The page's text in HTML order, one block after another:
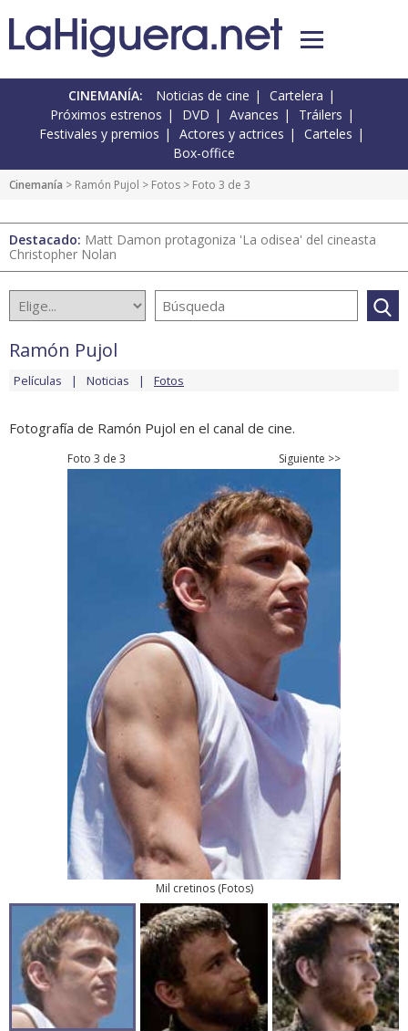
CINEMANÍA: Noticias de cine
Cartelera
Próximos estrenos
DVD Avances
Tráilers
Festivales y premios
Actores y actrices
Carteles
Box-office
Cinemanía > Ramón Pujol > Fotos > Foto 3 de 3
Destacado: Matt Damon protagoniza 'La odisea' del cineasta
Christopher Nolan
Ramón Pujol
Películas Noticias Fotos
Fotografía de Ramón Pujol en el canal de cine.
Foto 3 de 3 Siguiente >>
Mil cretinos(Fotos)